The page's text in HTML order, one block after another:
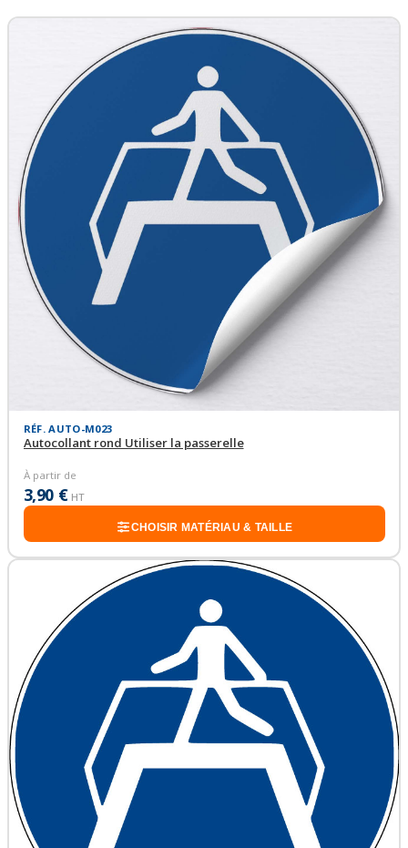
RÉF. AUTO-M023
Autocollant rond Utiliser la passerelle
À partir de
3,90 € HT
CHOISIR MATÉRIAU & TAILLE